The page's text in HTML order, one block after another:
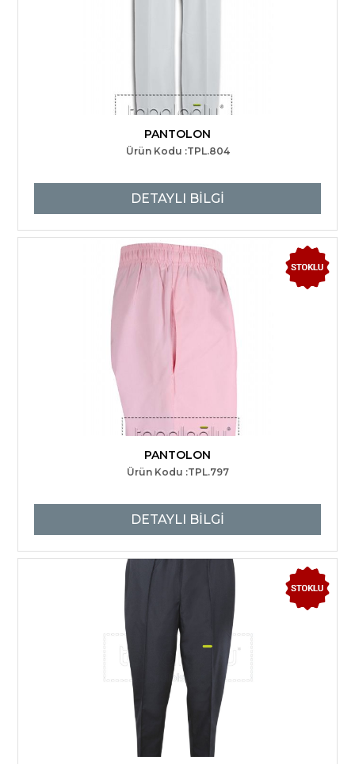
PANTOLON
Ürün Kodu :TPL.804
DETAYLI BİLGİ
PANTOLON
Ürün Kodu :TPL.797
DETAYLI BİLGİ